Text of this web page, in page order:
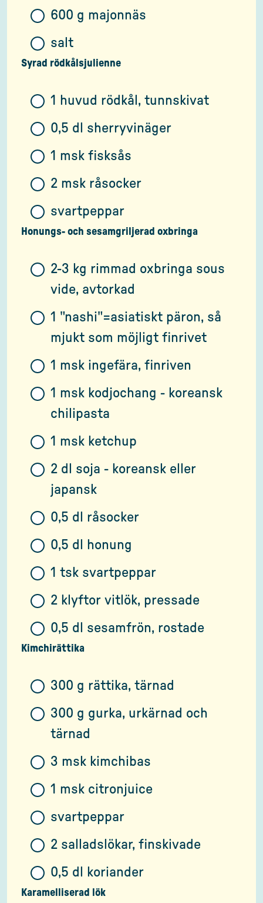
600 g majonnäs
salt
Syrad rödkålsjulienne
1 huvud rödkål, tunnskivat
0,5 dl sherryvinäger
1 msk fisksås
2 msk råsocker
svartpeppar
Honungs- och sesamgriljerad oxbringa
2-3 kg rimmad oxbringa sous
vide, avtorkad
1 "nashi"=asiatiskt päron, så
mjukt som möjligt finrivet
1 msk ingefära, finriven
1 msk kodjochang - koreansk
chilipasta
1 msk ketchup
2 dl soja - koreansk eller
japansk
0,5 dl råsocker
0,5 dl honung
1 tsk svartpeppar
2 klyftor vitlök, pressade
0,5 dl sesamfrön, rostade
Kimchirättika
300 g rättika, tärnad
300 g gurka, urkärnad och
tärnad
3 msk kimchibas
1 msk citronjuice
svartpeppar
2 salladslökar, finskivade
0,5 dl koriander
Karamelliserad lök